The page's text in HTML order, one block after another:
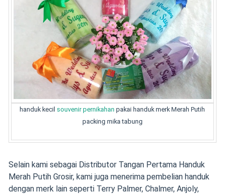
handuk kecil souvenir pernikahan pakai handuk merk Merah Putih
packing mika tabung
Selain kami sebagai Distributor Tangan Pertama Handuk
Merah Putih Grosir, kami juga menerima pembelian handuk
dengan merk lain seperti Terry Palmer, Chalmer, Anjoly,